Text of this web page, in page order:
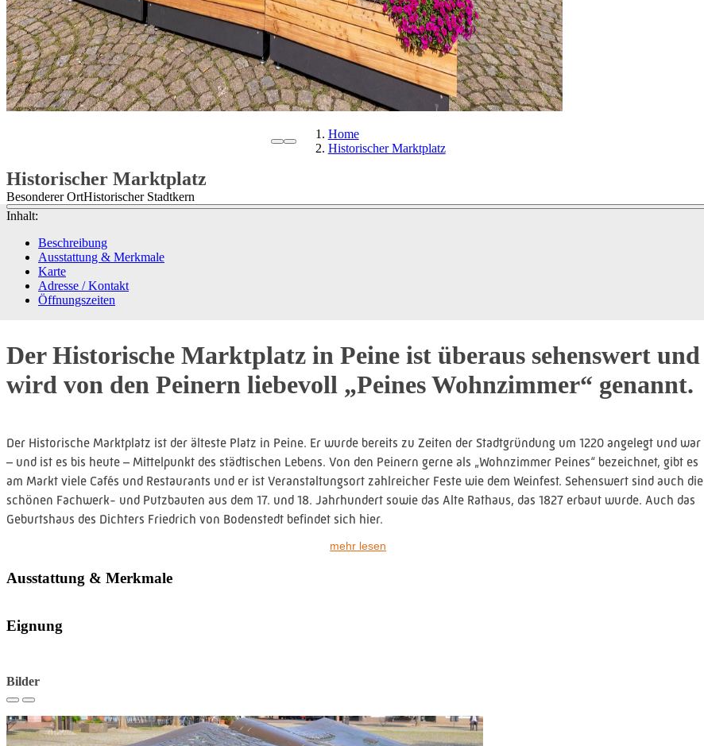
Home
Historischer Marktplatz
Historischer Marktplatz
Besonderer OrtHistorischer Stadtkern
Inhalt:
Beschreibung
Ausstattung & Merkmale
Karte
Adresse / Kontakt
Öffnungszeiten
Der Historische Marktplatz in Peine ist überaus sehenswert und
wird von den Peinern liebevoll „Peines Wohnzimmer“ genannt.
Der Historische Marktplatz ist der älteste Platz in Peine. Er wurde bereits zu Zeiten der Stadtgründung um 1220 angelegt und war
– und ist es bis heute – Mittelpunkt des städtischen Lebens. Von den Peinern gerne als „Wohnzimmer Peines“ bezeichnet, gibt es
am Markt viele Cafés und Restaurants und er ist Veranstaltungsort zahlreicher Feste wie dem Weinfest. Sehenswert sind auch die
schönen Fachwerk- und Putzbauten aus dem 17. und 18. Jahrhundert sowie das Alte Rathaus, das 1827 erbaut wurde. Auch das
Geburtshaus des Dichters Friedrich von Bodenstedt befindet sich hier.
Platz befinden sich ein Bronzebuch und farbige Steine im Pflaster, die den Standort der ersten Peiner Kirche markieren. In der
mehr lesen
Ausstattung & Merkmale
Eignung
Bilder